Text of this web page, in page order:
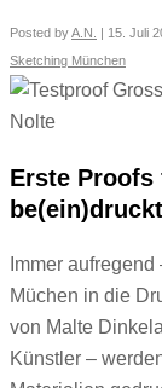
Posted byA.N. | 15. Juli
Sketching München
Erste
Immer
Müchen in die
von Malte
Künstler –